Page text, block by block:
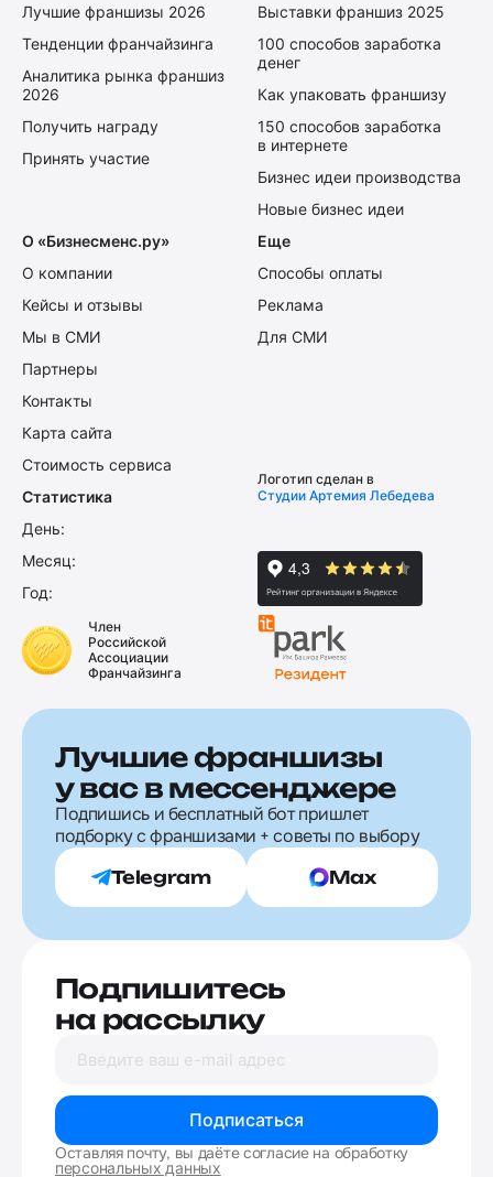
Лучшие франшизы 2026
Тенденции франчайзинга
Аналитика рынка франшиз
2026
Получить награду
Принять участие
Выставки франшиз 2025
100 способов заработка
денег
Как упаковать франшизу
150 способов заработка
в интернете
Бизнес идеи производства
Новые бизнес идеи
О «Бизнесменс.ру»
О компании
Кейсы и отзывы
Мы в СМИ
Партнеры
Контакты
Карта сайта
Стоимость сервиса
Еще
Способы оплаты
Реклама
Для СМИ
Статистика
День:
Месяц:
Год:
Логотип сделан в
Студии Артемия Лебедева
Член
Российской
Ассоциации
Франчайзинга
Лучшие франшизы
у вас в мессенджере
Подпишись и бесплатный бот пришлет
подборку с франшизами + советы по выбору
Telegram Max
Подпишитесь
на рассылку
Подписаться
Оставляя почту, вы даёте согласие на обработку
персональных данных